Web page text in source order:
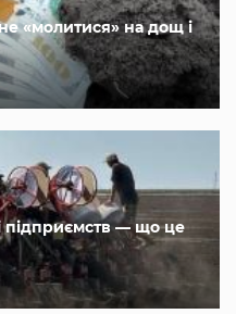
«молитися» на дощ і
підприємств — що це